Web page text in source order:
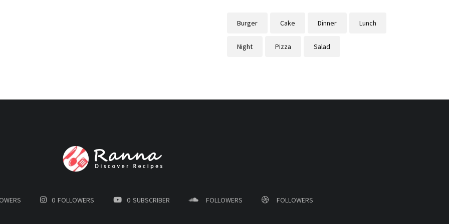
Burger Cake Dinner Lunch
Night Pizza Salad
0 FOLLOWERS 0 SUBSCRIBER FOLLOWERS FOLLOWERS